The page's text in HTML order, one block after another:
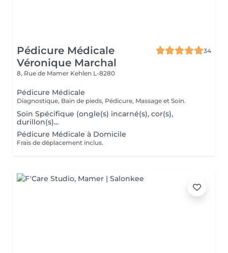
Pédicure Médicale
Véronique Marchal
34
8, Rue de Mamer Kehlen L-8280
Pédicure Médicale
Diagnostique, Bain de pieds, Pédicure, Massage et Soin.
Soin Spécifique (ongle(s) incarné(s), cor(s),
durillon(s)...
Pédicure Médicale à Domicile
Frais de déplacement inclus.